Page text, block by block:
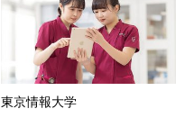
東京情報大学